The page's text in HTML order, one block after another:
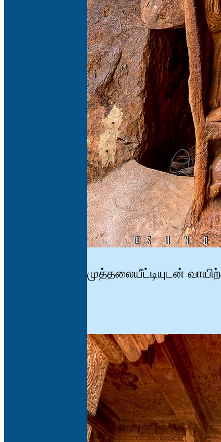
முத்தலையீட்டியுடன்